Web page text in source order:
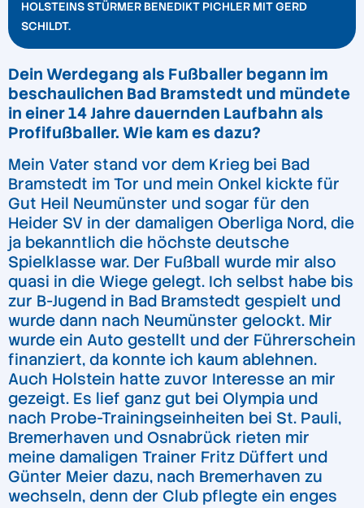
HOLSTEINS STÜRMER BENEDIKT PICHLER MIT GERD
SCHILDT.
Dein Werdegang als Fußballer begann im
beschaulichen Bad Bramstedt und mündete
in einer 14 Jahre dauernden Laufbahn als
Profifußballer. Wie kam es dazu?
Mein Vater stand vor dem Krieg bei Bad
Bramstedt im Tor und mein Onkel kickte für
Gut Heil Neumünster und sogar für den
Heider SV in der damaligen Oberliga Nord, die
ja bekanntlich die höchste deutsche
Spielklasse war. Der Fußball wurde mir also
quasi in die Wiege gelegt. Ich selbst habe bis
zur B-Jugend in Bad Bramstedt gespielt und
wurde dann nach Neumünster gelockt. Mir
wurde ein Auto gestellt und der Führerschein
finanziert, da konnte ich kaum ablehnen.
Auch Holstein hatte zuvor Interesse an mir
gezeigt. Es lief ganz gut bei Olympia und
nach Probe-Trainingseinheiten bei St. Pauli,
Bremerhaven und Osnabrück rieten mir
meine damaligen Trainer Fritz Düffert und
Günter Meier dazu, nach Bremerhaven zu
wechseln, denn der Club pflegte ein enges